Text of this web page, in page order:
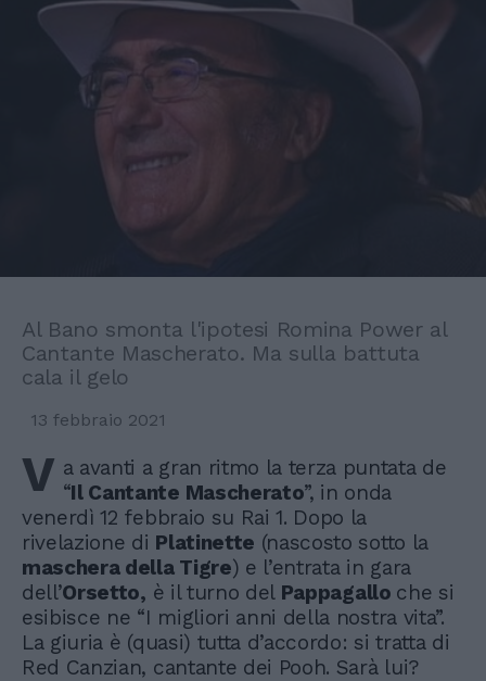
Al Bano smonta l'ipotesi Romina Power al
Cantante Mascherato. Ma sulla battuta
cala il gelo
13 febbraio 2021
V a avanti a gran ritmo la terza puntata de
“Il Cantante Mascherato”, in onda
venerdì 12 febbraio su Rai 1. Dopo la
rivelazione di Platinette (nascosto sotto la
maschera della Tigre) e l’entrata in gara
dell’Orsetto, è il turno del Pappagallo che si
esibisce ne “I migliori anni della nostra vita”.
La giuria è (quasi) tutta d’accordo: si tratta di
Red Canzian, cantante dei Pooh. Sarà lui?